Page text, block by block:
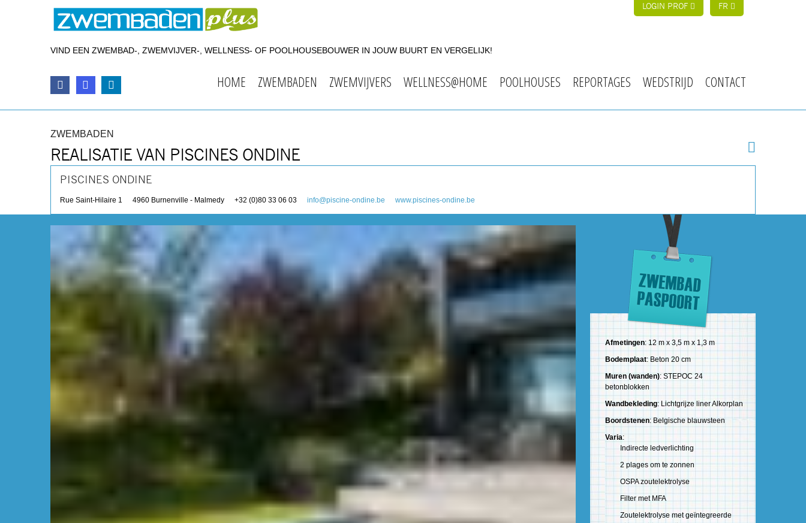
LOGIN PROF FR
VIND EEN ZWEMBAD-, ZWEMVIJVER-, WELLNESS- OF POOLHOUSEBOUWER IN JOUW BUURT EN VERGELIJK!
HOME ZWEMBADEN ZWEMVIJVERS WELLNESS@HOME POOLHOUSES REPORTAGES WEDSTRIJD CONTACT
ZWEMBADEN
REALISATIE VAN PISCINES ONDINE
PISCINES ONDINE
Rue Saint-Hilaire 1 4960 Burnenville - Malmedy +32 (0)80 33 06 03 info@piscine-ondine.be www.piscines-ondine.be
Afmetingen: 12 m x 3,5 m x 1,3 m
Bodemplaat: Beton 20 cm
Muren (wanden): STEPOC 24
betonblokken
Wandbekleding: Lichtgrijze liner Alkorplan
Boordstenen: Belgische blauwsteen
Varia:
Indirecte ledverlichting
2 plages om te zonnen
OSPA zoutelektrolyse
Filter met MFA
Zoutelektrolyse met geïntegreerde